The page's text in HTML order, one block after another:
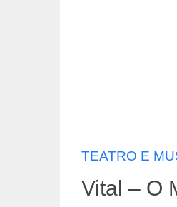
TEATRO E
Vital – O